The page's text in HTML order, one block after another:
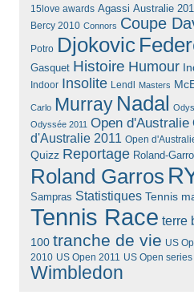
15love awards Agassi Australie
Bercy 2010 Connors Coupe
Potro Djokovic
Gasquet Histoire Humour
Indoor Insolite Lendl Masters
Carlo Murray Nadal
Odyssée 2011 Open d'Australie
d'Australie 2011 Open
Quizz Reportage Roland-
Roland Garros
Sampras Statistiques Tennis
Tennis Race terre
100 tranche de vie US
2010 US Open 2011 US Open series
Wimbledon